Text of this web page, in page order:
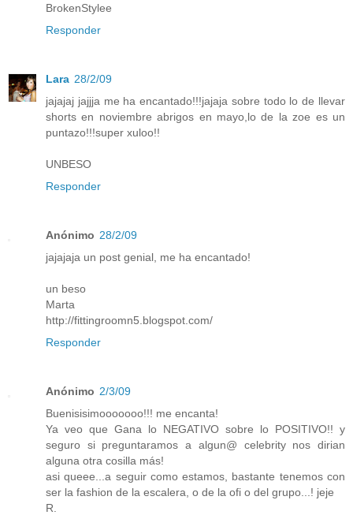
BrokenStylee
Responder
Lara 28/2/09
jajajaj jajjja me ha encantado!!!jajaja sobre todo lo de llevar
shorts en noviembre abrigos en mayo,lo de la zoe es un
puntazo!!!super xuloo!!
UNBESO
Responder
Anónimo 28/2/09
jajajaja un post genial, me ha encantado!
un beso
Marta
http://fittingroomn5.blogspot.com/
Responder
Anónimo 2/3/09
Buenisisimooooooo!!! me encanta!
Ya veo que Gana lo NEGATIVO sobre lo POSITIVO!! y
seguro si preguntaramos a algun@ celebrity nos dirian
alguna otra cosilla más!
asi queee...a seguir como estamos, bastante tenemos con
ser la fashion de la escalera, o de la ofi o del grupo...! jeje
R.